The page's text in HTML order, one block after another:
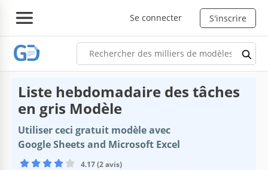
Se connecter S'inscrire
Liste hebdomadaire des tâches
en gris Modèle
Utiliser ceci gratuit modèle avec
Google Sheets and Microsoft Excel
4.17 (2 avis)